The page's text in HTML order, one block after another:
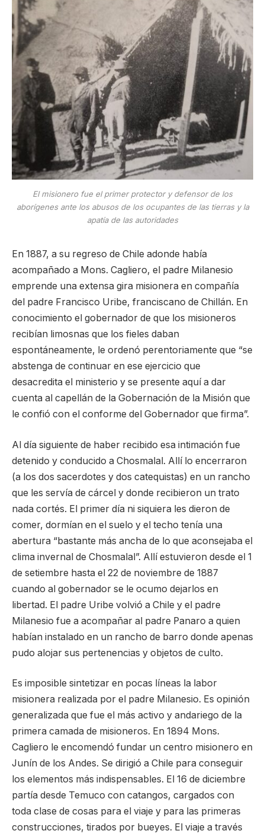
El misionero fue el primer protector y defensor de los
aborígenes ante los abusos de los ocupantes de las tierras y la
apatía de las autoridades
En 1887, a su regreso de Chile adonde había
acompañado a Mons. Cagliero, el padre Milanesio
emprende una extensa gira misionera en compañía
del padre Francisco Uribe, franciscano de Chillán. En
conocimiento el gobernador de que los misioneros
recibían limosnas que los fieles daban
espontáneamente, le ordenó perentoriamente que “se
abstenga de continuar en ese ejercicio que
desacredita el ministerio y se presente aquí a dar
cuenta al capellán de la Gobernación de la Misión que
le confió con el conforme del Gobernador que firma”.
Al día siguiente de haber recibido esa intimación fue
detenido y conducido a Chosmalal. Allí lo encerraron
(a los dos sacerdotes y dos catequistas) en un rancho
que les servía de cárcel y donde recibieron un trato
nada cortés. El primer día ni siquiera les dieron de
comer, dormían en el suelo y el techo tenía una
abertura “bastante más ancha de lo que aconsejaba el
clima invernal de Chosmalal”. Allí estuvieron desde el 1
de setiembre hasta el 22 de noviembre de 1887
cuando al gobernador se le ocumo dejarlos en
libertad. El padre Uribe volvió a Chile y el padre
Milanesio fue a acompañar al padre Panaro a quien
habían instalado en un rancho de barro donde apenas
pudo alojar sus pertenencias y objetos de culto.
Es imposible sintetizar en pocas líneas la labor
misionera realizada por el padre Milanesio. Es opinión
generalizada que fue el más activo y andariego de la
primera camada de misioneros. En 1894 Mons.
Cagliero le encomendó fundar un centro misionero en
Junín de los Andes. Se dirigió a Chile para conseguir
los elementos más indispensables. El 16 de diciembre
partía desde Temuco con catangos, cargados con
toda clase de cosas para el viaje y para las primeras
construcciones, tirados por bueyes. El viaje a través